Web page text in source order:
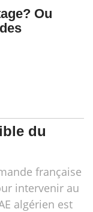
Ou
du
française
intervenir au
algérien est